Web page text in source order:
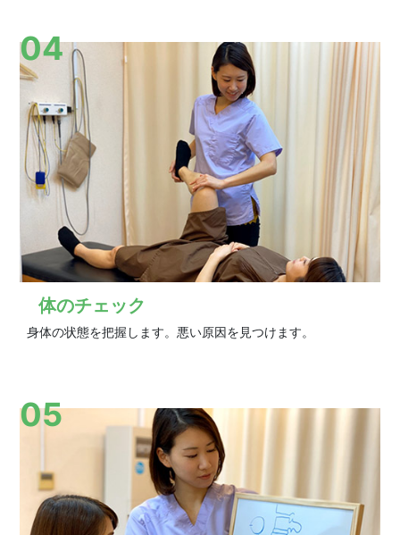
04
体のチェック
身体の状態を把握します。悪い原因を見つけます。
05